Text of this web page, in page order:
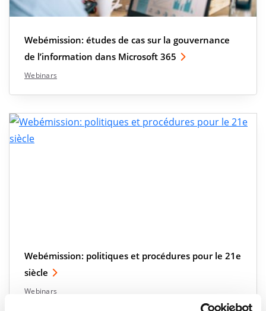
Webémission: études de cas sur la gouvernance
de l’information dans Microsoft 365
Webinars
Webémission: politiques et procédures pour le 21e
siècle
Webinars